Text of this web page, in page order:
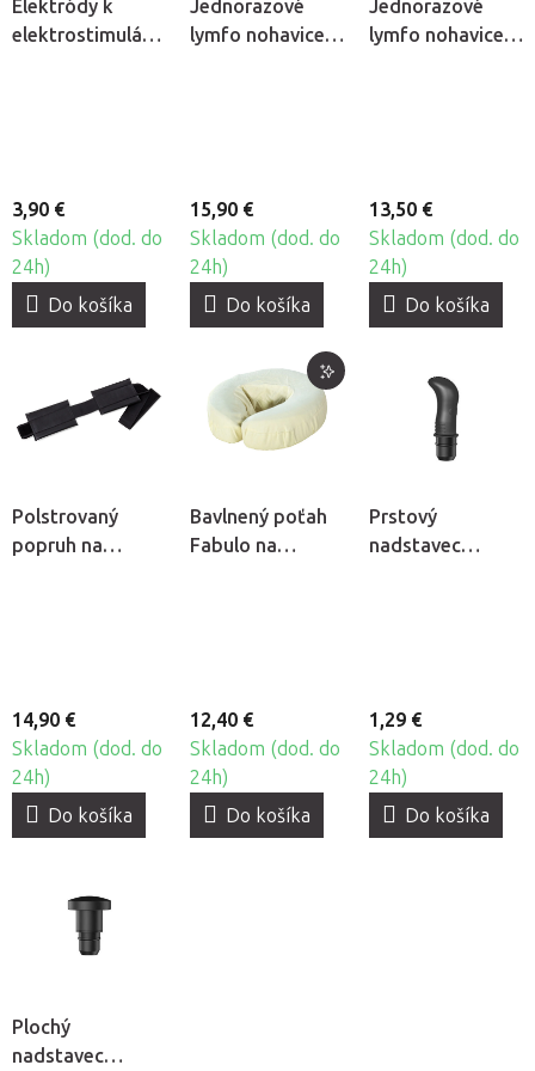
Elektródy k
elektrostimulátoru
3,90 €
Skladom (dod. do
24h)
Do košíka
Jednorazové
lymfo nohavice z
15,90 €
Skladom (dod. do
24h)
Do košíka
Jednorazové
lymfo nohavice z
13,50 €
Skladom (dod. do
24h)
Do košíka
Polstrovaný
popruh na
14,90 €
Skladom (dod. do
24h)
Do košíka
Bavlnený poťah
Fabulo na
12,40 €
Skladom (dod. do
24h)
Do košíka
Prstový
nadstavec
1,29 €
Skladom (dod. do
24h)
Do košíka
Plochý
nadstavec